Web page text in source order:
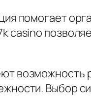
помогает
casino
возможность
Выбор